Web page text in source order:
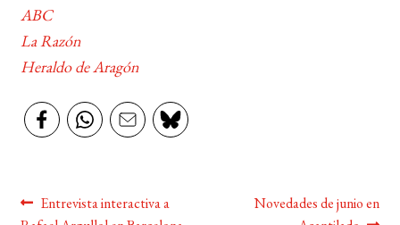
ABC
La Razón
Heraldo de Aragón
Navegación
Anterior:
Entrevista interactiva a
Siguiente:
Novedades de junio en